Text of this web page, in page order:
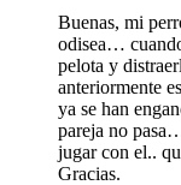
Buenas, mi
odisea…
pelota y
anteriormente
ya se han
pareja no
jugar con el..
Gracias.